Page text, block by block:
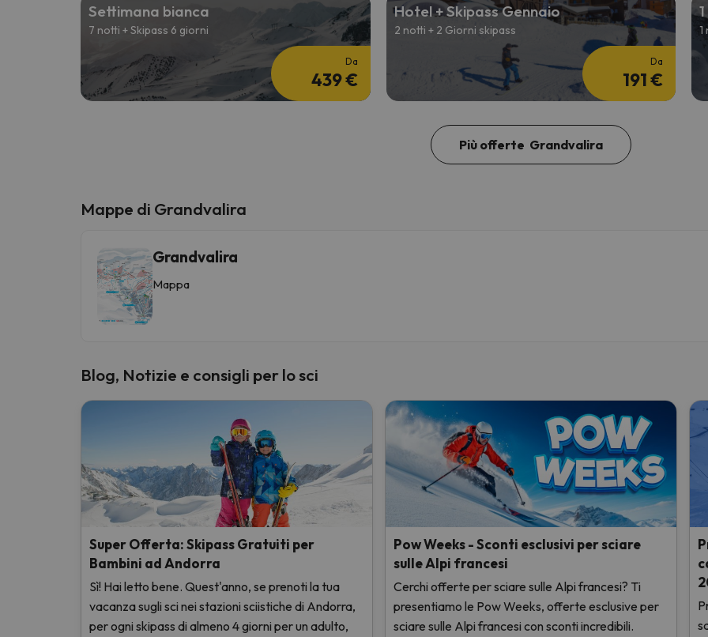
Settimana bianca
7 notti + Skipass 6 giorni
Da
439 €
Hotel + Skipass Gennaio
2 notti + 2 Giorni skipass
Da
191 €
1
Più offerte Grandvalira
Mappe di Grandvalira
Grandvalira
Mappa
Blog, Notizie e consigli per lo sci
Super Offerta: Skipass Gratuiti per
Bambini ad Andorra
Sì! Hai letto bene. Quest'anno, se prenoti la tua
vacanza sugli sci nei stazioni sciistiche di Andorra,
per ogni skipass di almeno 4 giorni per un adulto,
Pow Weeks - Sconti esclusivi per sciare
sulle Alpi francesi
Cerchi offerte per sciare sulle Alpi francesi? Ti
presentiamo le Pow Weeks, offerte esclusive per
sciare sulle Alpi francesi con sconti incredibili.